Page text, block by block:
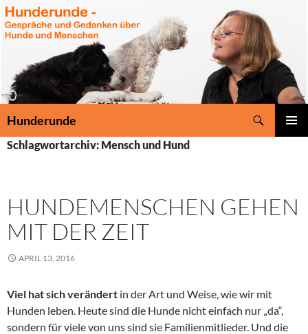
Zum
Inhalt
springen
Hunderunde
Schlagwortarchiv: Mensch und Hund
HUNDEMENSCHEN GEHEN
MIT DER ZEIT
APRIL 13, 2016
Viel hat sich verändert in der Art und Weise, wie wir mit
Hunden leben. Heute sind die Hunde nicht einfach nur „da“,
sondern für viele von uns sind sie Familienmitlieder. Und die